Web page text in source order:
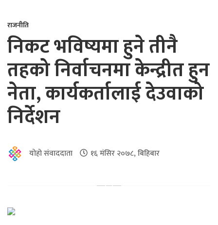
राजनीति
निकट भविष्यमा हुने तीनै
तहको निर्वाचनमा केन्द्रीत हुन
नेता, कार्यकर्तालाई देउवाको
निर्देशन
योहो संवाददाता १६ मंसिर २०७८, बिहिबार